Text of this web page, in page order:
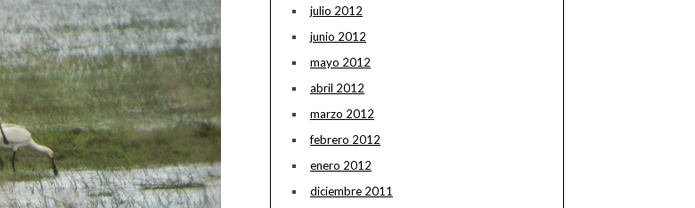
julio 2012
junio 2012
mayo 2012
abril 2012
marzo 2012
febrero 2012
enero 2012
diciembre 2011